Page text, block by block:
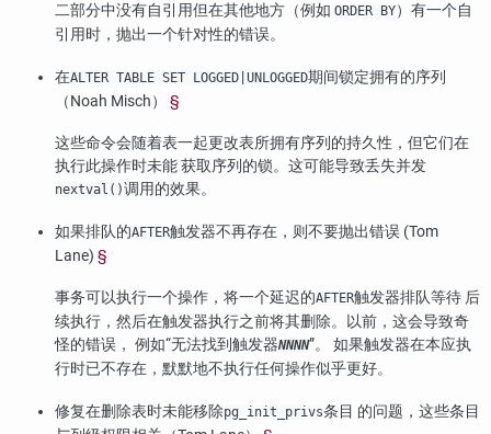
二部分中没有自引用但在其他地方（例如 ORDER BY）有一个自
引用时，抛出一个针对性的错误。
在ALTER TABLE SET LOGGED|UNLOGGED期间锁定拥有的序列
（Noah Misch） §
这些命令会随着表一起更改表所拥有序列的持久性，但它们在
执行此操作时未能 获取序列的锁。这可能导致丢失并发
nextval()调用的效果。
如果排队的AFTER触发器不再存在，则不要抛出错误 (Tom
Lane) §
事务可以执行一个操作，将一个延迟的AFTER触发器排队等待 后
续执行，然后在触发器执行之前将其删除。以前，这会导致奇
怪的错误， 例如“无法找到触发器NNNN”。 如果触发器在本应执
行时已不存在，默默地不执行任何操作似乎更好。
修复在删除表时未能移除pg_init_privs条目 的问题，这些条目